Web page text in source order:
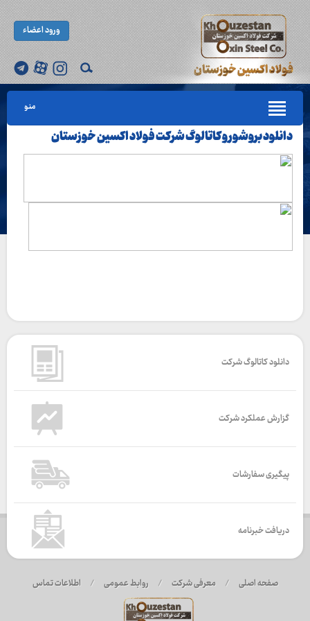
ورود اعضاء
منو
دانلود بروشور و کاتالوگ شرکت فولاد اکسین خوزستان
دانلود کاتالوگ شرکت
گزارش عملکرد شرکت
پیگیری سفارشات
دریافت خبرنامه
صفحه اصلی / معرفی شرکت / روابط عمومی / اطلاعات تماس